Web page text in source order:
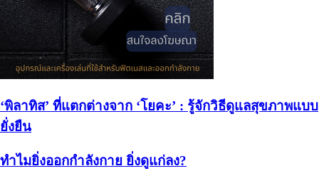
‘พิลาทิส’ ที่แตกต่างจาก ‘โยคะ’ : รู้จักวิธีดูแลสุขภาพแบบ
ยั่งยืน
ทำไมยิ่งออกกำลังกาย ยิ่งดูแก่ลง?